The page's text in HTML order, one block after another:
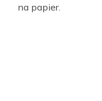
na papier.